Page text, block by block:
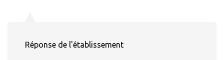
Réponse de l'établissement